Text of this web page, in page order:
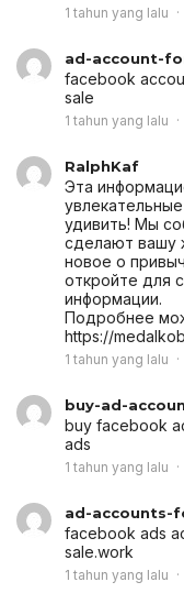
1 tahun yang lalu
ad-account-
facebook
sale
1 tahun yang lalu
RalphKaf
Эта
удивить! Мы
сделают вашу
новое о
откройте для
информации.
Подробнее
https://
1 tahun yang lalu
buy-ad-
buy facebook
ads
1 tahun yang lalu
ad-accounts-
facebook ads
sale.work
1 tahun yang lalu